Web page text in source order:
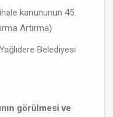
kanununun 45.
Artırma)
Belediyesi
görülmesi ve